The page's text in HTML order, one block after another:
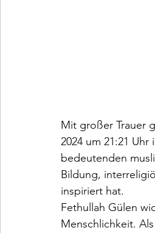
Mit großer Trauer
2024 um 21:21
bedeutenden
Bildung,
inspiriert hat.
Fethullah Gülen
Menschlichkeit.